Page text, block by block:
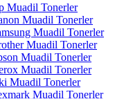
Muadil Tonerler
Muadil Tonerler
Muadil Tonerler
Muadil Tonerler
Muadil Tonerler
Muadil Tonerler
Muadil Tonerler
Muadil Tonerler